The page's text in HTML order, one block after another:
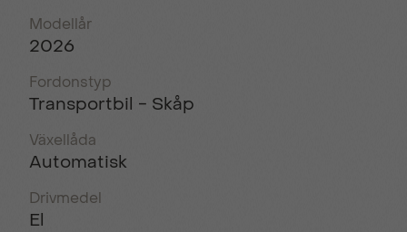
Modellår
2026
Fordonstyp
Transportbil - Skåp
Växellåda
Automatisk
Drivmedel
El